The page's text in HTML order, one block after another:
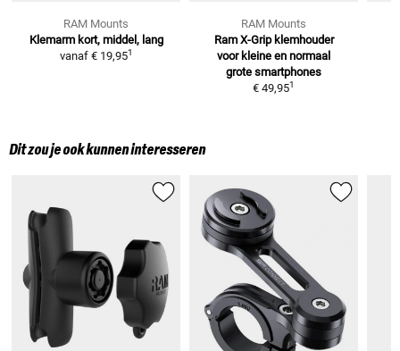
RAM Mounts
Klemarm kort, middel, lang
vanaf € 19,951
RAM Mounts
Ram X-Grip klemhouder
voor kleine en normaal
grote smartphones
€ 49,951
Dit zou je ook kunnen interesseren